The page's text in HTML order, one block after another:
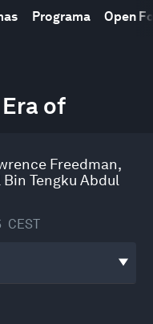
Programa Open
of
Freedman,
Tengku Abdul
CEST